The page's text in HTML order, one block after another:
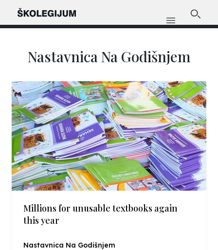
Nastavnica Na Godišnjem
Millions for unusable textbooks again
this year
Nastavnica Na Godišnjem